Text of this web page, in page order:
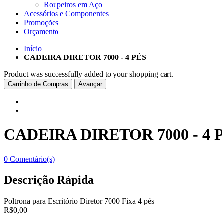
Roupeiros em Aço
Acessórios e Componentes
Promoções
Orçamento
Início
CADEIRA DIRETOR 7000 - 4 PÉS
Product was successfully added to your shopping cart.
Carrinho de Compras Avançar
CADEIRA DIRETOR 7000 - 4
0 Comentário(s)
Descrição Rápida
Poltrona para Escritório Diretor 7000 Fixa 4 pés
R$0,00